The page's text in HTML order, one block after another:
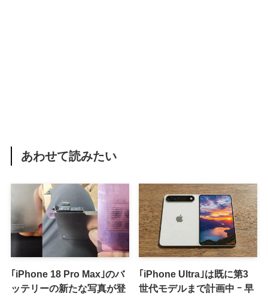
あわせて読みたい
｢iPhone 18 Pro Max｣のバ
ッテリーの新たな写真が登
｢iPhone Ultra｣は既に第3
世代モデルまで計画中 ｰ 早